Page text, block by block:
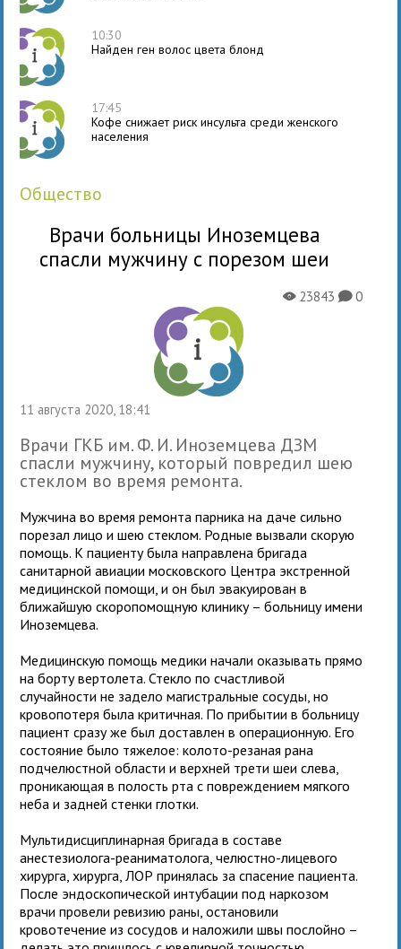
10:30
Найден ген волос цвета блонд
17:45
Кофе снижает риск инсульта среди женского
населения
общество
Врачи больницы Иноземцева
спасли мужчину с порезом шеи
11 августа 2020, 18:41
X23843K0
Врачи ГКБ им. Ф. И. Иноземцева ДЗМ
спасли мужчину, который повредил шею
стеклом во время ремонта.
Мужчина во время ремонта парника на даче сильно
порезал лицо и шею стеклом. Родные вызвали скорую
помощь. К пациенту была направлена бригада
санитарной авиации московского Центра экстренной
медицинской помощи, и он был эвакуирован в
ближайшую скоропомощную клинику – больницу имени
Иноземцева.
Медицинскую помощь медики начали оказывать прямо
на борту вертолета. Стекло по счастливой
случайности не задело магистральные сосуды, но
кровопотеря была критичная. По прибытии в больницу
пациент сразу же был доставлен в операционную. Его
состояние было тяжелое: колото-резаная рана
подчелюстной области и верхней трети шеи слева,
проникающая в полость рта с повреждением мягкого
неба и задней стенки глотки.
Мультидисциплинарная бригада в составе
анестезиолога-реаниматолога, челюстно-лицевого
хирурга, хирурга, ЛОР принялась за спасение пациента.
После эндоскопической интубации под наркозом
врачи провели ревизию раны, остановили
кровотечение из сосудов и наложили швы послойно –